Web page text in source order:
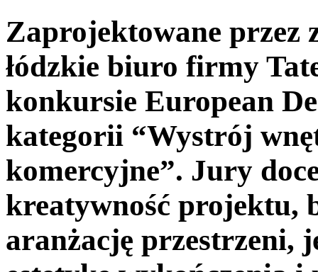
Zaprojektowane przez
łódzkie biuro firmy
konkursie European
kategorii “Wystrój
komercyjne”. Jury
kreatywność projektu,
aranżację przestrzeni,